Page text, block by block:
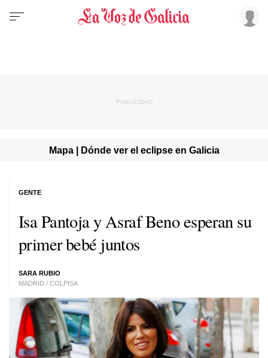
Mapa | Dónde ver el eclipse en Galicia
Isa Pantoja y Asraf Beno esperan su
primer bebé juntos
SARA RUBIO
MADRID / COLPISA
GENTE